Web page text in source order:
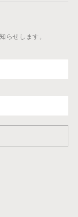
らせします。